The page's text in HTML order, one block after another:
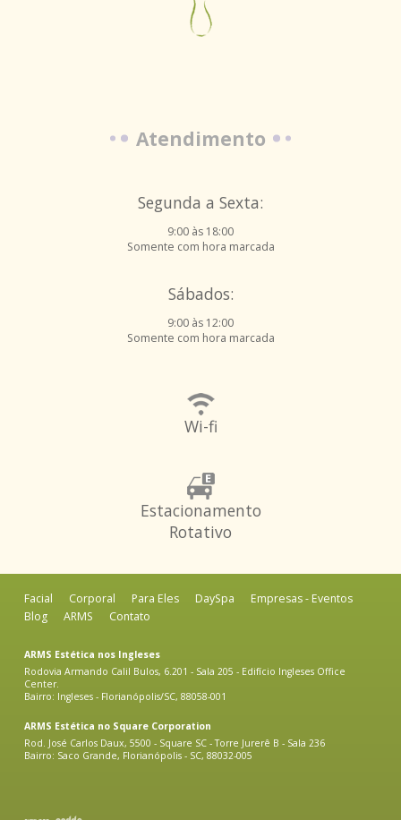
Atendimento
Segunda a Sexta:
9:00 às 18:00
Somente com hora marcada
Sábados:
9:00 às 12:00
Somente com hora marcada
Wi-fi
Estacionamento
Rotativo
Facial Corporal Para Eles DaySpa
Empresas - Eventos
Blog
ARMS Contato
ARMS Estética nos Ingleses
Rodovia Armando Calil Bulos, 6.201 - Sala 205 - Edifício Ingleses Office
Center.
Bairro: Ingleses - Florianópolis/SC, 88058-001
ARMS Estética no Square Corporation
Rod. José Carlos Daux, 5500 - Square SC - Torre Jurerê B - Sala 236
Bairro: Saco Grande, Florianópolis - SC, 88032-005